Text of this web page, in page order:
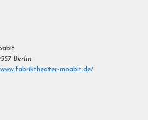
Berlin
moabit.de/